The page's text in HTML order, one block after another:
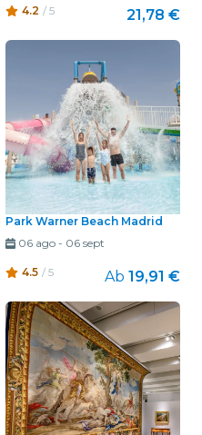
4.2 / 5 21,78 €
Park Warner Beach Madrid
06 ago- 06 sept
4.5 / 5 Ab 19,91 €